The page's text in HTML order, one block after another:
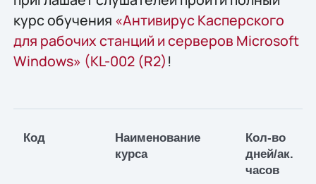
курс обучения «Антивирус Касперского
для рабочих станций и серверов Microsoft
Windows» (KL-002 (R2)!
Код
Наименование
курса
Кол-во
дней/ак.
часов